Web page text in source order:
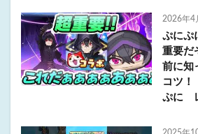
2026年4
ぷにぷ
重要だ
前に知
コツ
ぷに